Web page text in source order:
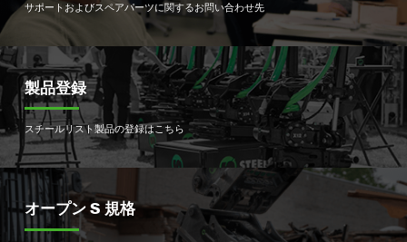
サポートおよびスペアパーツに関するお問い合わせ先
製品登録
スチールリスト製品の登録はこちら
オープン S 規格